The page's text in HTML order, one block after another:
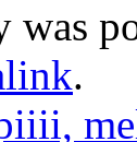
was
.